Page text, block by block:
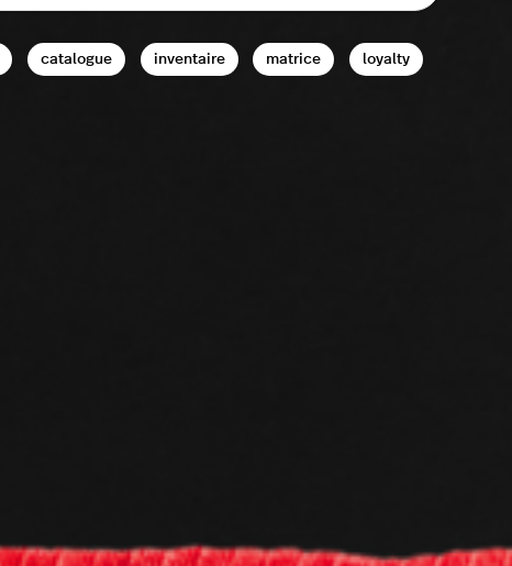
catalogue inventaire matrice loyalty